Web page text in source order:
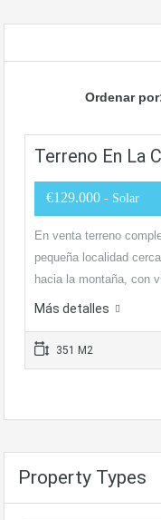
Ordenar
Terreno En La
€129.000 - Solar
En venta terreno
pequeña localidad
hacia la montaña, con
Más detalles
351 M2
Property Types